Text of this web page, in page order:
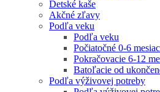
Detské kaše
Akčné zľavy
Podľa veku
Podľa veku
Počiatočné 0-6
Pokračovacie 6-12
Batoľacie od
Podľa výživovej potreby